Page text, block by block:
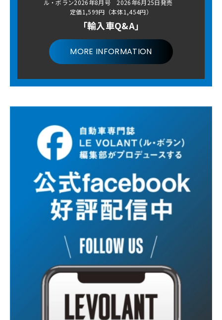
ル・ボラン2026年8月号 2026年6月25日発売
定価1,599円（本体1,454円）
「輸入車Q&A」
MORE INFORMATION